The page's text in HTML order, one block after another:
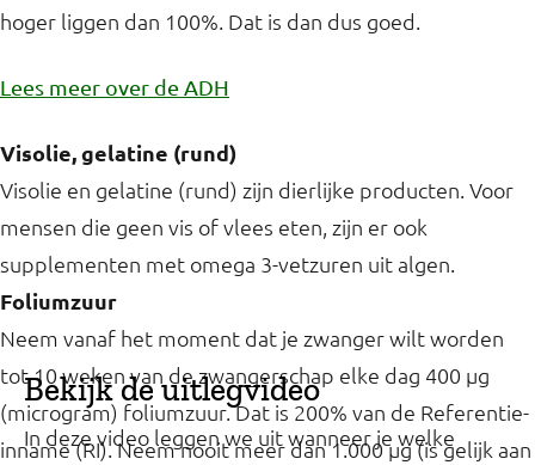
hoger liggen dan 100%. Dat is dan dus goed.
Lees meer over de ADH
Visolie, gelatine (rund)
Visolie en gelatine (rund) zijn dierlijke producten. Voor
mensen die geen vis of vlees eten, zijn er ook
supplementen met omega 3-vetzuren uit algen.
Foliumzuur
Neem vanaf het moment dat je zwanger wilt worden
tot 10 weken van de zwangerschap elke dag 400 µg
(microgram) foliumzuur. Dat is 200% van de Referentie-
inname (RI). Neem nooit meer dan 1.000 µg (is gelijk aan
Bekijk de uitlegvideo
In deze video leggen we uit wanneer je welke